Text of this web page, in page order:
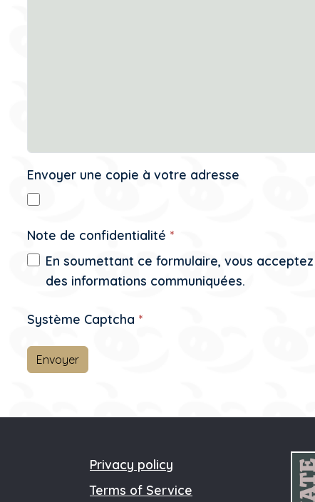
Envoyer une copie à votre adresse
Note de confidentialité *
En soumettant ce formulaire, vous
des informations communiquées.
Système Captcha *
Envoyer
Privacy policy
Terms of Service